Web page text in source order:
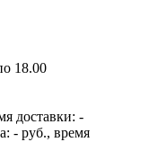
18.00
доставки: -
- руб., время